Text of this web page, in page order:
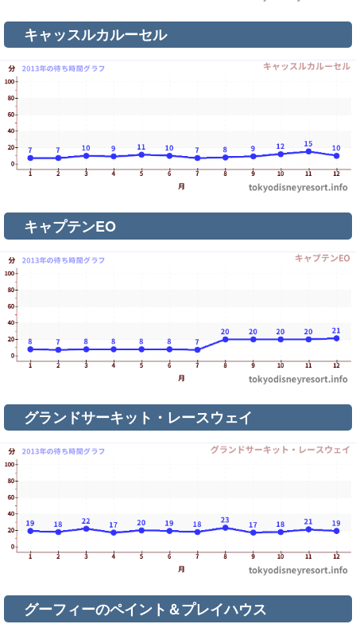
キャッスルカルーセル
キャプテンEO
グランドサーキット・レースウェイ
グーフィーのペイント＆プレイハウス